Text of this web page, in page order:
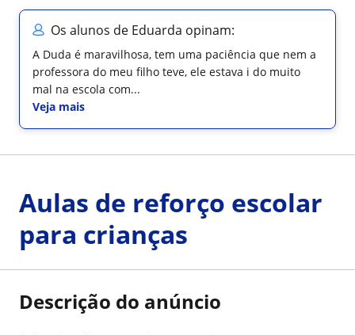
Os alunos de Eduarda opinam:
A Duda é maravilhosa, tem uma paciência que nem a
professora do meu filho teve, ele estava i do muito
mal na escola com...
Veja mais
Aulas de reforço escolar
para crianças
Descrição do anúncio